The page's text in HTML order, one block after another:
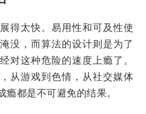
得太快。易用性和可及性使
没，而算法的设计则是为了
对这种危险的速度上瘾了。
从游戏到色情，从社交媒体
瘾都是不可避免的结果。